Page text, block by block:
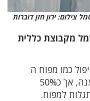
צילום: ירון חזן דוברות
מקבוצת כללית
כמו מפוח ה
CPAP הנפוץ אשר אמורים לתת מענה, אך כ50%
למפוח.